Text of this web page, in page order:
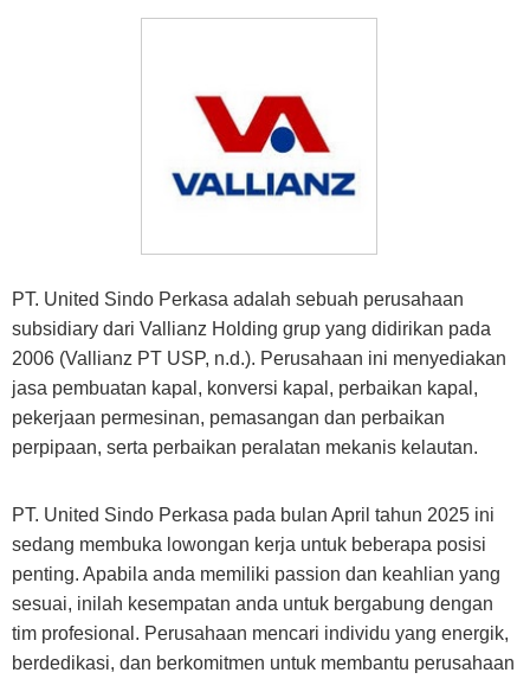
PT. United Sindo Perkasa adalah sebuah perusahaan
subsidiary dari Vallianz Holding grup yang didirikan pada
2006 (Vallianz PT USP, n.d.). Perusahaan ini menyediakan
jasa pembuatan kapal, konversi kapal, perbaikan kapal,
pekerjaan permesinan, pemasangan dan perbaikan
perpipaan, serta perbaikan peralatan mekanis kelautan.
PT. United Sindo Perkasa pada bulan April tahun 2025 ini
sedang membuka lowongan kerja untuk beberapa posisi
penting. Apabila anda memiliki passion dan keahlian yang
sesuai, inilah kesempatan anda untuk bergabung dengan
tim profesional. Perusahaan mencari individu yang energik,
berdedikasi, dan berkomitmen untuk membantu perusahaan